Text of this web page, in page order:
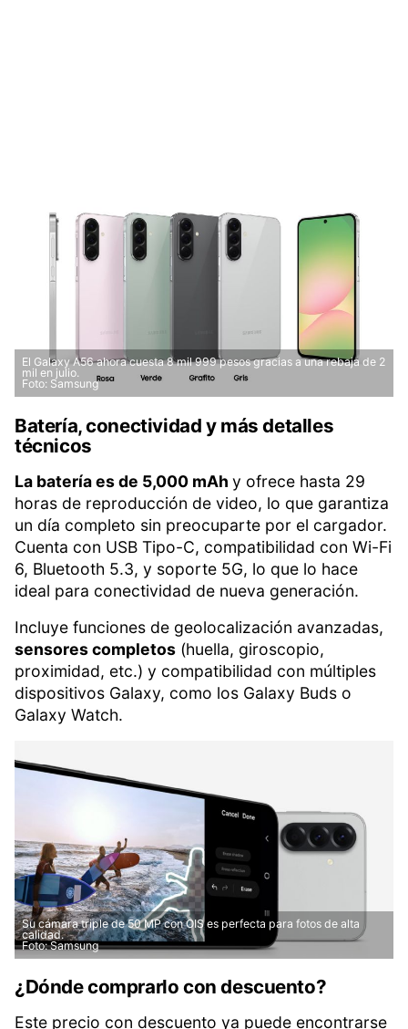
El Galaxy A56 ahora cuesta 8 mil 999 pesos gracias a una rebaja de 2
mil en julio.
Foto: Samsung
Batería, conectividad y más detalles
técnicos
La batería es de 5,000 mAh y ofrece hasta 29
horas de reproducción de video, lo que garantiza
un día completo sin preocuparte por el cargador.
Cuenta con USB Tipo-C, compatibilidad con Wi-Fi
6, Bluetooth 5.3, y soporte 5G, lo que lo hace
ideal para conectividad de nueva generación.
Incluye funciones de geolocalización avanzadas,
sensores completos (huella, giroscopio,
proximidad, etc.) y compatibilidad con múltiples
dispositivos Galaxy, como los Galaxy Buds o
Galaxy Watch.
Su cámara triple de 50 MP con OIS es perfecta para fotos de alta
calidad.
Foto: Samsung
¿Dónde comprarlo con descuento?
Este precio con descuento ya puede encontrarse